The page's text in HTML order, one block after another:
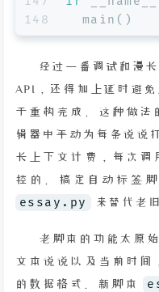
148
  main()
经过一番调试和漫
API，还得加上延时避
于重构完成。这种做法
辑器中手动为每条说说
长上下文计费，每次调
控的。搞定自动标签
essay.py 来替代老
老脚本的功能太原
文本说说以及当前时间
的数据格式。新脚本